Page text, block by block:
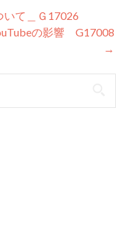
ン
いて＿Ｇ17026
の影響 G17008
→